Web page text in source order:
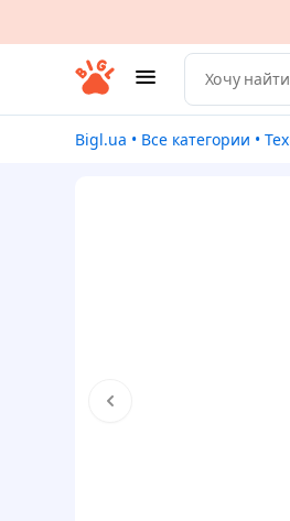
Bigl.ua • Все категории •